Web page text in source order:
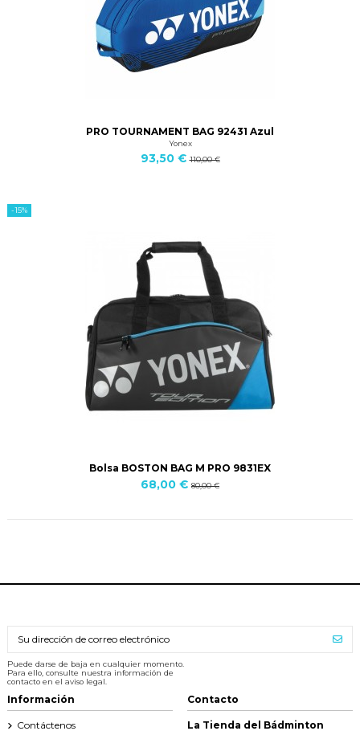
PRO TOURNAMENT BAG 92431 Azul
Yonex
93,50 €110,00 €
-15%
Bolsa BOSTON BAG M PRO 9831EX
68,00 € 80,00 €
Puede darse de baja en cualquier momento.
Para ello, consulte nuestra información de
contacto en el aviso legal.
Información
Contáctenos
Contacto
La Tienda del Bádminton